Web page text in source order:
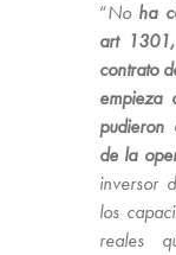
“No ha
art
contrato
empieza
pudieron
de la
inversor
los
reales